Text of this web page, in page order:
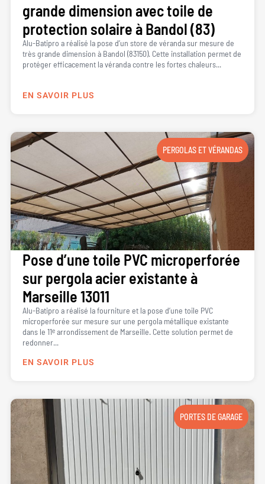
grande dimension avec toile de
protection solaire à Bandol (83)
Alu-Batipro a réalisé la pose d’un store de véranda sur mesure de
très grande dimension à Bandol (83150). Cette installation permet de
protéger efficacement la véranda contre les fortes chaleurs...
EN SAVOIR PLUS
PERGOLAS ET VÉRANDAS
Pose d’une toile PVC microperforée
sur pergola acier existante à
Marseille 13011
Alu-Batipro a réalisé la fourniture et la pose d’une toile PVC
microperforée sur mesure sur une pergola métallique existante
dans le 11ᵉ arrondissement de Marseille. Cette solution permet de
redonner...
EN SAVOIR PLUS
PORTES DE GARAGE